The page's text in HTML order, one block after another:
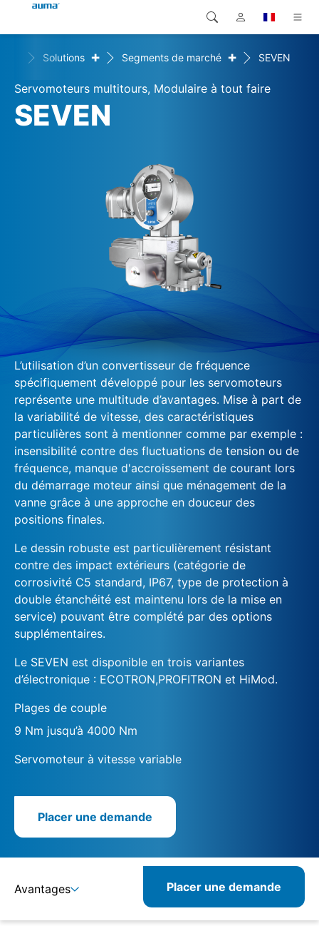
Produits
Solutions
Global
Europe
Amérique du Nord
Recherche
Solutions + Segments de marché + SEVEN
Servomoteurs multitours, Modulaire à tout faire
SEVEN
L’utilisation d’un convertisseur de fréquence
spécifiquement développé pour les servomoteurs
représente une multitude d’avantages. Mise à part de
la variabilité de vitesse, des caractéristiques
particulières sont à mentionner comme par exemple :
insensibilité contre des fluctuations de tension ou de
fréquence, manque d'accroissement de courant lors
du démarrage moteur ainsi que ménagement de la
vanne grâce à une approche en douceur des
positions finales.
Le dessin robuste est particulièrement résistant
contre des impact extérieurs (catégorie de
corrosivité C5 standard, IP67, type de protection à
double étanchéité est maintenu lors de la mise en
service) pouvant être complété par des options
supplémentaires.
Le SEVEN est disponible en trois variantes
d’électronique : ECOTRON,PROFITRON et HiMod.
Plages de couple
9 Nm jusqu’à 4000 Nm
Servomoteur à vitesse variable
Placer une demande
Avantages Placer une demande